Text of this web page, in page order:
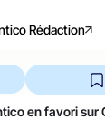
Rédaction
en favori sur